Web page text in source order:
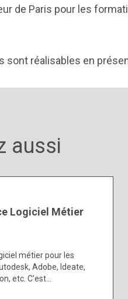
de Paris pour les
sont réalisables en
aussi
Logiciel Métier
métier pour les
Adobe, Ideate,
etc. C’est…